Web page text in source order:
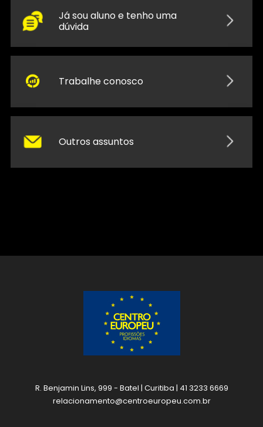
Já sou aluno e tenho uma
dúvida
Trabalhe conosco
Outros assuntos
R. Benjamin Lins, 999 - Batel | Curitiba | 41 3233 6669
relacionamento@centroeuropeu.com.br